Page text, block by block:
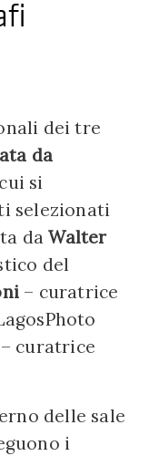
dei tre
da
si
selezionati
daWalter
del
– curatrice
– curatrice
delle sale
i